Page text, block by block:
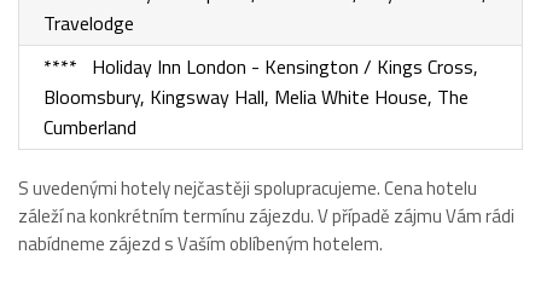
Travelodge
**** Holiday Inn London - Kensington / Kings Cross,
Bloomsbury, Kingsway Hall, Melia White House, The
Cumberland
S uvedenými hotely nejčastěji spolupracujeme. Cena hotelu
záleží na konkrétním termínu zájezdu. V případě zájmu Vám rádi
nabídneme zájezd s Vaším oblíbeným hotelem.